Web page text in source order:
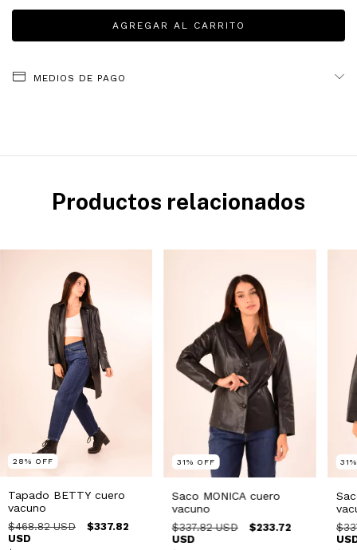
MEDIOS DE PAGO
Productos relacionados
28% OFF
Tapado BETTY cuero
vacuno
$468.82 USD
$337.82
USD
31% OFF
Saco MONICA cuero
vacuno
$337.82 USD
$233.72
USD
31